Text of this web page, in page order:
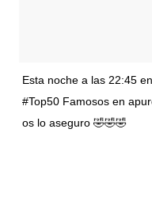
Esta noche a las 22:45
#Top50 Famosos en
os lo aseguro 🤣🤣🤣